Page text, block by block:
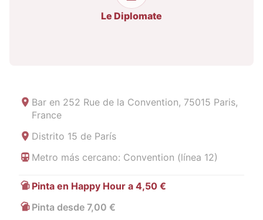
Le Diplomate
Bar en 252 Rue de la Convention, 75015 Paris,
France
Distrito 15 de París
Metro más cercano: Convention (línea 12)
Pinta en Happy Hour a 4,50 €
Pinta desde 7,00 €